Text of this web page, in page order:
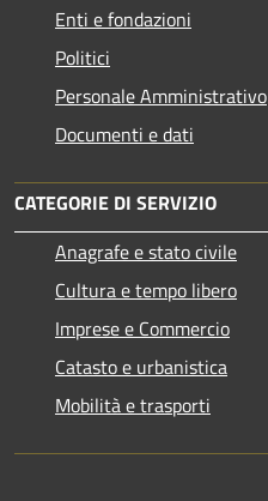
Enti e fondazioni
Politici
Personale Amministrativo
Documenti e dati
CATEGORIE DI SERVIZIO
Anagrafe e stato civile
Cultura e tempo libero
Imprese e Commercio
Catasto e urbanistica
Mobilità e trasporti